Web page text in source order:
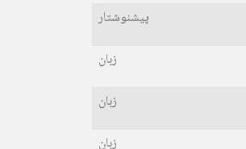
پیشنوشتار
زبان
زبان
زبان